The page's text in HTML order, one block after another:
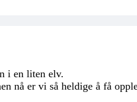
i en liten elv.
nå er vi så heldige å få